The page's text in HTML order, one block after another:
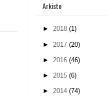
Arkisto
► 2018 (1)
► 2017 (20)
► 2016 (46)
► 2015 (6)
► 2014 (74)